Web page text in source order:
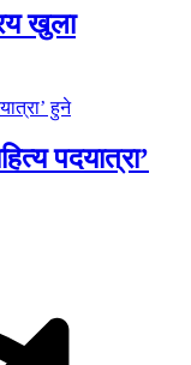
खुला
पदयात्रा’